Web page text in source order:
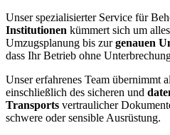
Unser spezialisierter Service für
Institutionen kümmert sich um
Umzugsplanung bis zurgenauen
dass Ihr Betrieb ohne
Unser erfahrenes Team übernimmt
einschließlich des sicheren und
Transports vertraulicher
schwere oder sensible Ausrüstung.